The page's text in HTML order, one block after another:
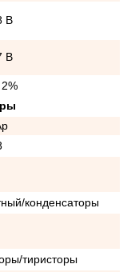
В
В
конденсаторы
тиристоры